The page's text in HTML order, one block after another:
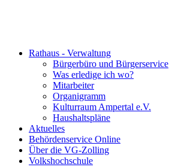
Rathaus - Verwaltung
Bürgerbüro und Bürgerservice
Was erledige ich wo?
Mitarbeiter
Organigramm
Kulturraum Ampertal e.V.
Haushaltspläne
Aktuelles
Behördenservice Online
Über die VG-Zolling
Volkshochschule